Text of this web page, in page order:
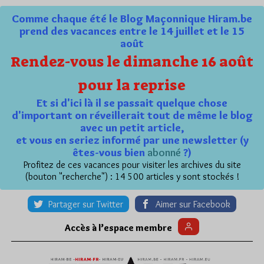
Comme chaque été le Blog Maçonnique Hiram.be
prend des vacances entre le 14 juillet et le 15
août
Rendez-vous le dimanche 16 août
pour la reprise
Et si d'ici là il se passait quelque chose
d'important on réveillerait tout de même le blog
avec un petit article,
et vous en seriez informé par une newsletter (y
êtes-vous bien abonné ?)
Profitez de ces vacances pour visiter les archives du site
(bouton "recherche") : 14 500 articles y sont stockés !
Partager sur Twitter Aimer sur Facebook
Accès à l’espace membre